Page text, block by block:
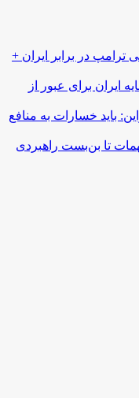
ترامپ در برابر ایران +
ایران برای عبور از
باید خسارات به منافع
تا بن‌بست راهبردی